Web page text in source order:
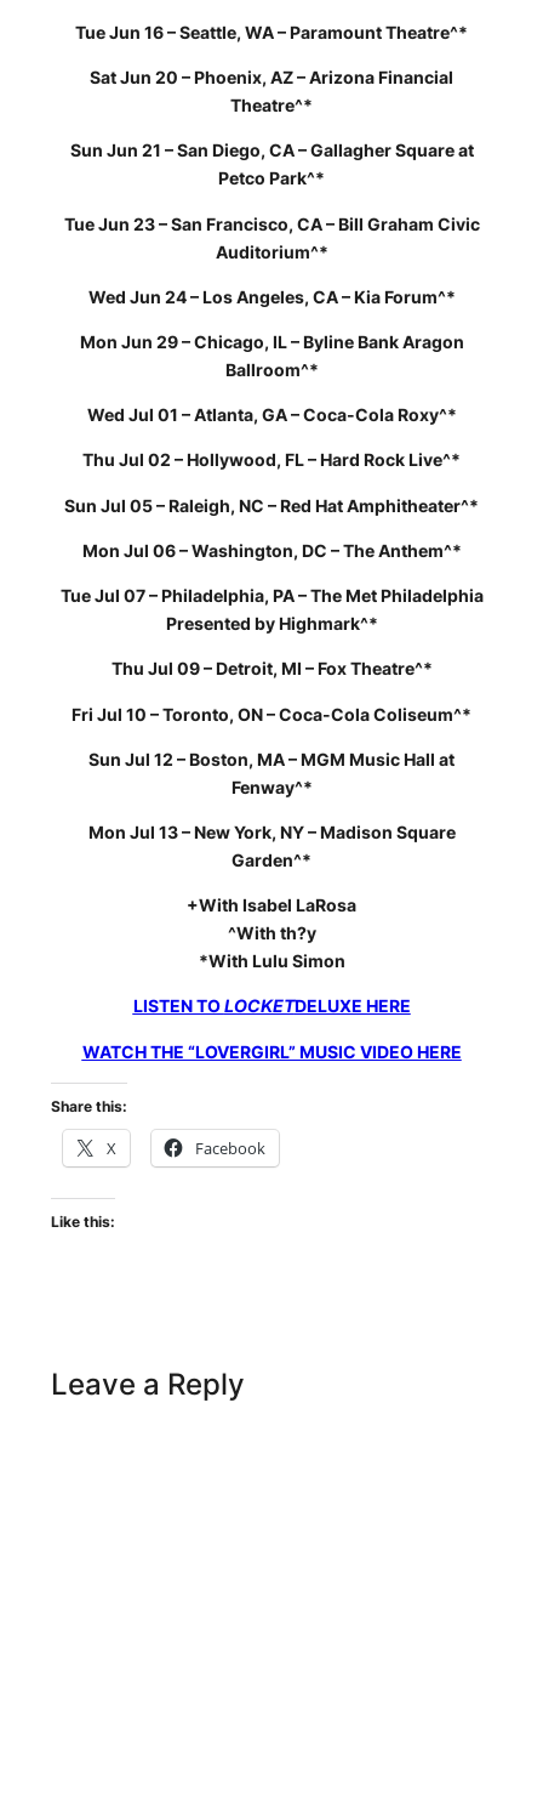
Tue Jun 16 – Seattle, WA – Paramount Theatre^*
Sat Jun 20 – Phoenix, AZ – Arizona Financial
Theatre^*
Sun Jun 21 – San Diego, CA – Gallagher Square at
Petco Park^*
Tue Jun 23 – San Francisco, CA – Bill Graham Civic
Auditorium^*
Wed Jun 24 – Los Angeles, CA – Kia Forum^*
Mon Jun 29 – Chicago, IL – Byline Bank Aragon
Ballroom^*
Wed Jul 01 – Atlanta, GA – Coca-Cola Roxy^*
Thu Jul 02 – Hollywood, FL – Hard Rock Live^*
Sun Jul 05 – Raleigh, NC – Red Hat Amphitheater^*
Mon Jul 06 – Washington, DC – The Anthem^*
Tue Jul 07 – Philadelphia, PA – The Met Philadelphia
Presented by Highmark^*
Thu Jul 09 – Detroit, MI – Fox Theatre^*
Fri Jul 10 – Toronto, ON – Coca-Cola Coliseum^*
Sun Jul 12 – Boston, MA – MGM Music Hall at
Fenway^*
Mon Jul 13 – New York, NY – Madison Square
Garden^*
+With Isabel LaRosa
^With th?y
*With Lulu Simon
LISTEN TOLOCKETDELUXE HERE
WATCH THE “LOVERGIRL” MUSIC VIDEO HERE
Share this:
X Facebook
Like this:
Leave a Reply